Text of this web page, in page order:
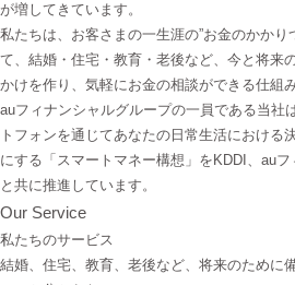
が増してきています。
私たちは、お客さまの一生涯の”お金のかかり
て、結婚・住宅・教育・老後など、今と将来
かけを作り、気軽にお金の相談ができる仕組
auフィナンシャルグループの一員である当社
トフォンを通じてあなたの日常生活における
にする「スマートマネー構想」をKDDI、au
と共に推進しています。
Our Service
私たちのサービス
結婚、住宅、教育、老後など、将来のために